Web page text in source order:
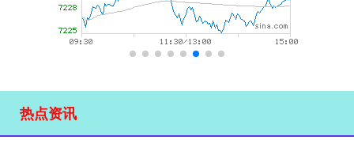
热点资讯